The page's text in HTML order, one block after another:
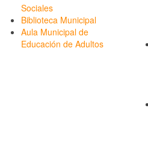
Sociales
Biblioteca Municipal
Aula Municipal de
Educación de Adultos